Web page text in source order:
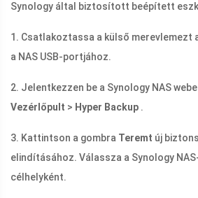
Synology által biztosított beépített
1. Csatlakoztassa a külső merevlemezt
a NAS USB-portjához.
2. Jelentkezzen be a Synology NAS
Vezérlőpult > Hyper Backup .
3. Kattintson a gombra Teremt új
elindításához. Válassza a Synology
célhelyként.